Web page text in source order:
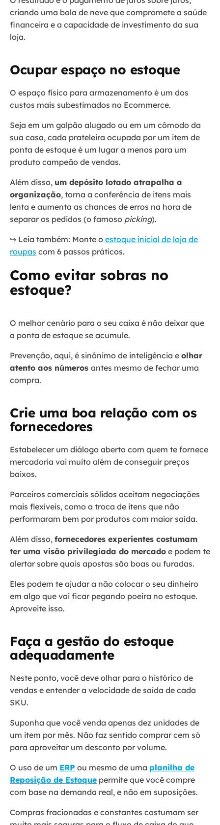
criando uma bola de neve que compromete a saúde
financeira e a capacidade de investimento da sua
loja.
Ocupar espaço no estoque
O espaço físico para armazenamento é um dos
custos mais subestimados no Ecommerce.
Seja em um galpão alugado ou em um cômodo da
sua casa, cada prateleira ocupada por um item de
ponta de estoque é um lugar a menos para um
produto campeão de vendas.
Além disso, um depósito lotado atrapalha a
organização, torna a conferência de itens mais
lenta e aumenta as chances de erros na hora de
separar os pedidos (o famoso picking).
↪️ Leia também: Monte o estoque inicial de loja de
roupas com 6 passos práticos.
Como evitar sobras no
estoque?
O melhor cenário para o seu caixa é não deixar que
a ponta de estoque se acumule.
Prevenção, aqui, é sinônimo de inteligência e olhar
atento aos números antes mesmo de fechar uma
compra.
Crie uma boa relação com os
fornecedores
Estabelecer um diálogo aberto com quem te fornece
mercadoria vai muito além de conseguir preços
baixos.
Parceiros comerciais sólidos aceitam negociações
mais flexíveis, como a troca de itens que não
performaram bem por produtos com maior saída.
Além disso, fornecedores experientes costumam
ter uma visão privilegiada do mercado e podem te
alertar sobre quais apostas são boas ou furadas.
Eles podem te ajudar a não colocar o seu dinheiro
em algo que vai ficar pegando poeira no estoque.
Aproveite isso.
Faça a gestão do estoque
adequadamente
Neste ponto, você deve olhar para o histórico de
vendas e entender a velocidade de saída de cada
SKU.
Suponha que você venda apenas dez unidades de
um item por mês. Não faz sentido comprar cem só
para aproveitar um desconto por volume.
O uso de um ERP ou mesmo de uma planilha de
Reposição de Estoque permite que você compre
com base na demanda real, e não em suposições.
Compras fracionadas e constantes costumam ser